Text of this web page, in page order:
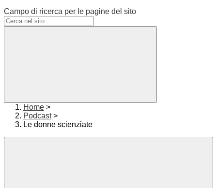
Campo di ricerca per le pagine del sito
Home >
Podcast >
Le donne scienziate